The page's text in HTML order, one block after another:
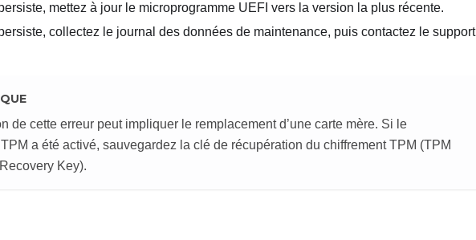
mettez à jour le microprogramme UEFI vers la version la plus récente.
collectez le journal des données de maintenance, puis contactez le support
de cette erreur peut impliquer le remplacement d’une carte mère. Si le
a été activé, sauvegardez la clé de récupération du chiffrement TPM (TPM
Key).